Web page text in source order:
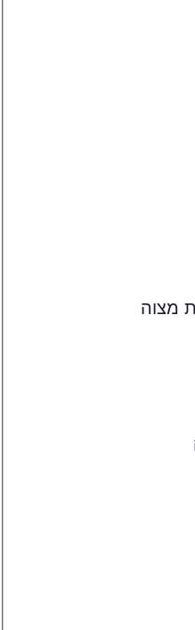
מצוה